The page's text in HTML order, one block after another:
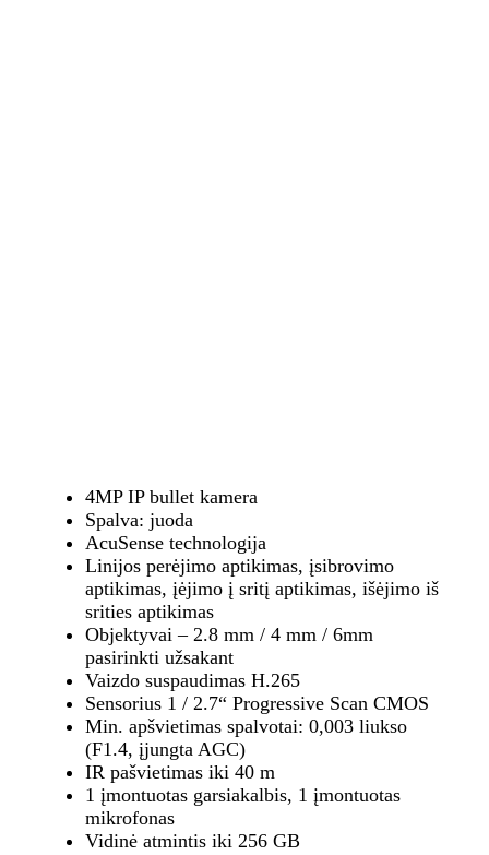
4MP IP bullet kamera
Spalva: juoda
AcuSense technologija
Linijos perėjimo aptikimas, įsibrovimo
aptikimas, įėjimo į sritį aptikimas, išėjimo iš
srities aptikimas
Objektyvai – 2.8 mm / 4 mm / 6mm
pasirinkti užsakant
Vaizdo suspaudimas H.265
Sensorius 1 / 2.7“ Progressive Scan CMOS
Min. apšvietimas spalvotai: 0,003 liukso
(F1.4, įjungta AGC)
IR pašvietimas iki 40 m
1 įmontuotas garsiakalbis, 1 įmontuotas
mikrofonas
Vidinė atmintis iki 256 GB